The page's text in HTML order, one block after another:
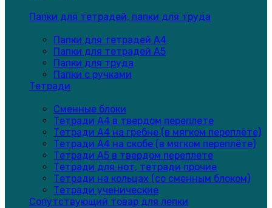
Папки для тетрадей, папки для труда
Папки для тетрадей А4
Папки для тетрадей А5
Папки для труда
Папки с ручками
Тетради
Сменные блоки
Тетради А4 в твердом переплете
Тетради А4 на гребне (в мягком переплёте)
Тетради А4 на скобе (в мягком переплёте)
Тетради А5 в твердом переплете
Тетради для нот, тетради прочие
Тетради на кольцах (со сменным блоком)
Тетради ученические
Сопутствующий товар для лепки